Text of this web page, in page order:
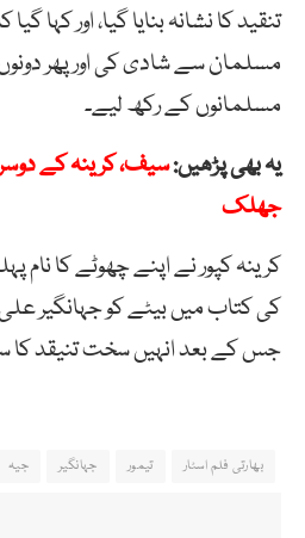
تنقید کا نشانہ بنایا گیا، اور کہا
مسلمان سے شادی کی اور پھر
مسلمانوں کے رکھ لیے۔
یہ بھی پڑھیں:سیف، کرینہ کے
جھلک
کرینہ کپور نے اپنے چھوٹے کا نام
کی کتاب میں بیٹے کو جہانگیر علی
جس کے بعد انہیں سخت تنیقد کا
بھارتی فلم اسٹار تیمور جہانگیر جیہ